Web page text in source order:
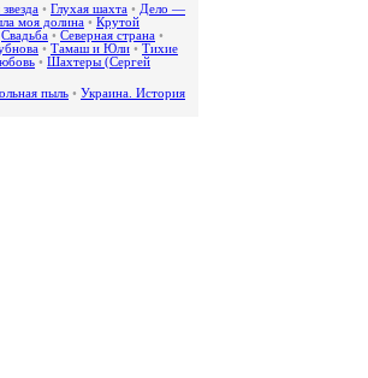
• Глухая шахта • Дело —
моя долина • Крутой
Свадьба • Северная страна •
• Тамаш и Юли • Тихие
• Шахтеры (Сергей
пыль • Украина. История